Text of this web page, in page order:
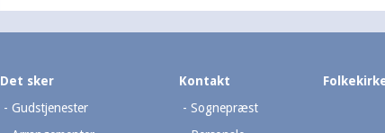
Det sker
Gudstjenester
Kontakt
Sognepræst